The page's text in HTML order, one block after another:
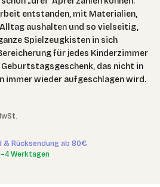
entstanden, mit Materialien,
aushalten und so vielseitig,
Spielzeugkisten in sich
für jedes Kinderzimmer
das nicht in
immer wieder aufgeschlagen wird.
& Rücksendung ab 80€
Werktagen